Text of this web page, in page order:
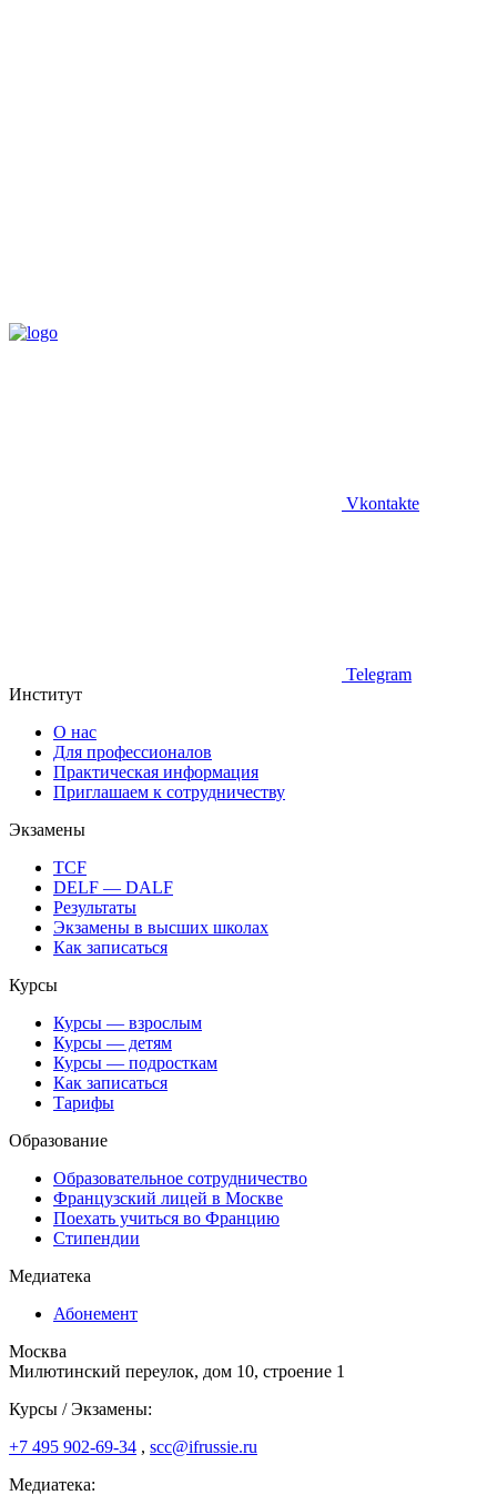
Vkontakte
Telegram
Институт
О нас
Для профессионалов
Практическая информация
Приглашаем к сотрудничеству
Экзамены
TCF
DELF — DALF
Результаты
Экзамены в высших школах
Как записаться
Курсы
Курсы — взрослым
Курсы — детям
Курсы — подросткам
Как записаться
Тарифы
Образование
Образовательное сотрудничество
Французский лицей в Москве
Поехать учиться во Францию
Стипендии
Медиатека
Абонемент
Москва
Милютинский переулок, дом 10, строение 1
Курсы / Экзамены:
+7 495 902-69-34 , scc@ifrussie.ru
Медиатека: